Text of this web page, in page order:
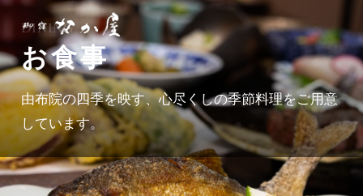
DINING
お食事
由布院の四季を映す、心尽くしの季節料理をご用意
しています。